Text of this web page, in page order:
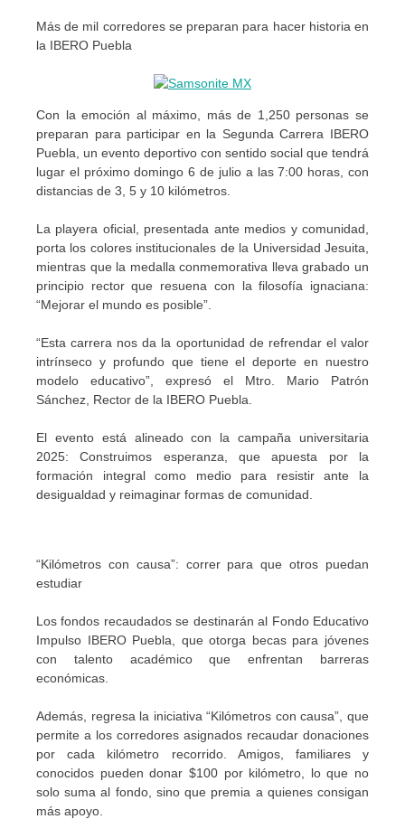
Más de mil corredores se preparan para hacer historia en
la IBERO Puebla
Con la emoción al máximo, más de 1,250 personas se
preparan para participar en la Segunda Carrera IBERO
Puebla, un evento deportivo con sentido social que tendrá
lugar el próximo domingo 6 de julio a las 7:00 horas, con
distancias de 3, 5 y 10 kilómetros.
La playera oficial, presentada ante medios y comunidad,
porta los colores institucionales de la Universidad Jesuita,
mientras que la medalla conmemorativa lleva grabado un
principio rector que resuena con la filosofía ignaciana:
“Mejorar el mundo es posible”.
“Esta carrera nos da la oportunidad de refrendar el valor
intrínseco y profundo que tiene el deporte en nuestro
modelo educativo”, expresó el Mtro. Mario Patrón
Sánchez, Rector de la IBERO Puebla.
El evento está alineado con la campaña universitaria
2025: Construimos esperanza, que apuesta por la
formación integral como medio para resistir ante la
desigualdad y reimaginar formas de comunidad.
“Kilómetros con causa”: correr para que otros puedan
estudiar
Los fondos recaudados se destinarán al Fondo Educativo
Impulso IBERO Puebla, que otorga becas para jóvenes
con talento académico que enfrentan barreras
económicas.
Además, regresa la iniciativa “Kilómetros con causa”, que
permite a los corredores asignados recaudar donaciones
por cada kilómetro recorrido. Amigos, familiares y
conocidos pueden donar $100 por kilómetro, lo que no
solo suma al fondo, sino que premia a quienes consigan
más apoyo.